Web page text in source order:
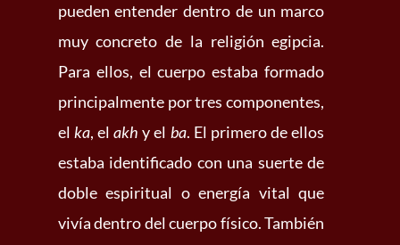
pueden entender dentro de un marco
muy concreto de la religión egipcia.
Para ellos, el cuerpo estaba formado
principalmente por tres componentes,
el ka, elakh y el ba. El primero de ellos
estaba identificado con una suerte de
doble espiritual o energía vital que
vivía dentro del cuerpo físico. También